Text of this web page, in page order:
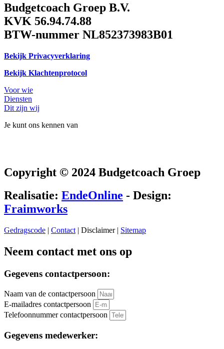
Budgetcoach Groep B.V.
KVK 56.94.74.88
BTW-nummer NL852373983B01
Bekijk Privacyverklaring
Bekijk Klachtenprotocol
Voor wie
Diensten
Dit zijn wij
Je kunt ons kennen van
Copyright © 2024 Budgetcoach Groep
Realisatie: EndeOnline - Design:
Fraimworks
Gedragscode | Contact | Disclaimer | Sitemap
Neem contact met ons op
Gegevens contactpersoon:
Naam van de contactpersoon
E-mailadres contactpersoon
Telefoonnummer contactpersoon
Gegevens medewerker: